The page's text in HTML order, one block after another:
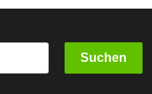
Suchen